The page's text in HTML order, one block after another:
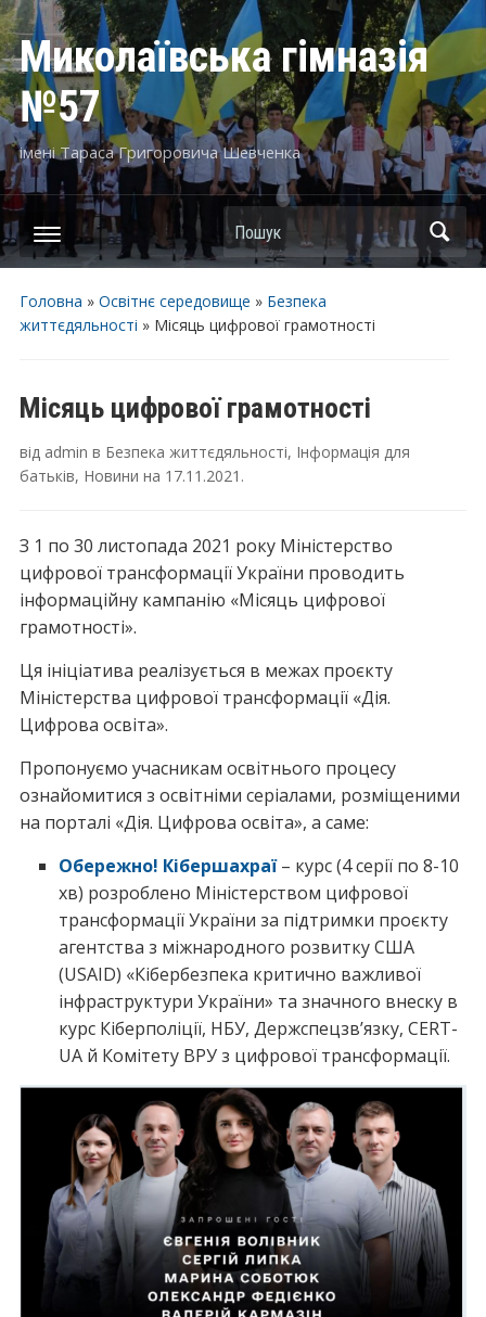
Миколаївська гімназія
№57
імені Тараса Григоровича Шевченка
Пошук
Головна » Освітнє середовище » Безпека
життєдяльності » Місяць цифрової грамотності
Місяць цифрової грамотності
від admin в Безпека життєдяльності, Інформація для
батьків, Новини на 17.11.2021 .
З 1 по 30 листопада 2021 року Міністерство
цифрової трансформації України проводить
інформаційну кампанію «Місяць цифрової
грамотності».
Ця ініціатива реалізується в межах проєкту
Міністерства цифрової трансформації «Дія.
Цифрова освіта».
Пропонуємо учасникам освітнього процесу
ознайомитися з освітніми серіалами, розміщеними
на порталі «Дія. Цифрова освіта», а саме:
Обережно! Кібершахраї – курс (4 серії по 8-10
хв) розроблено Міністерством цифрової
трансформації України за підтримки проєкту
агентства з міжнародного розвитку США
(USAID) «Кібербезпека критично важливої
інфраструктури України» та значного внеску в
курс Кіберполіції, НБУ, Держспецзв’язку, CERT-
UA й Комітету ВРУ з цифрової трансформації.